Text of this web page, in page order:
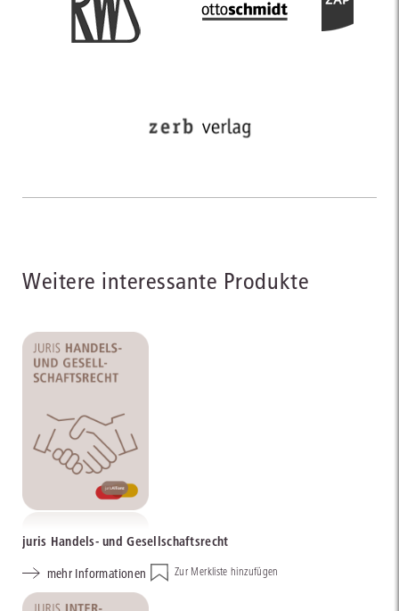
Weitere interessante Produkte
juris Handels- und Gesellschaftsrecht
mehr Informationen
Zur Merkliste hinzufügen